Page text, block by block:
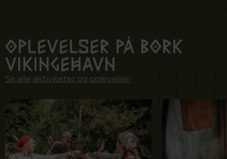
Oplevelser på Bork
Vikingehavn
Se alle aktiviteter og oplevelser